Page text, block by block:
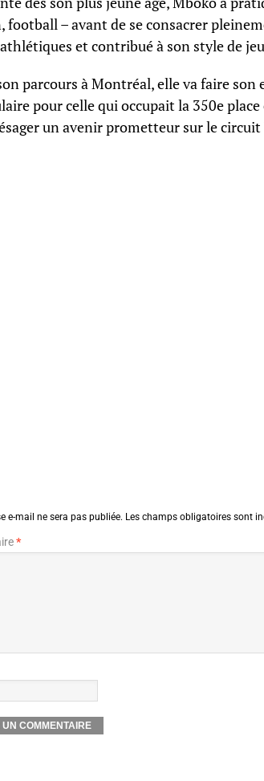
football – avant de se consacrer
et contribué à son style de
parcours à Montréal, elle va faire
pour celle qui occupait la 350e
un avenir prometteur sur le circuit
e-mail ne sera pas publiée. Les champs obligatoires sont
*